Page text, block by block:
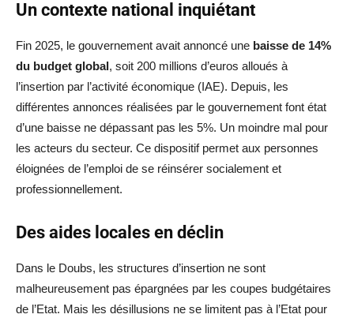
Un contexte national inquiétant
Fin 2025, le gouvernement avait annoncé une baisse de 14%
du budget global, soit 200 millions d’euros alloués à
l’insertion par l’activité économique (IAE). Depuis, les
différentes annonces réalisées par le gouvernement font état
d’une baisse ne dépassant pas les 5%. Un moindre mal pour
les acteurs du secteur. Ce dispositif permet aux personnes
éloignées de l’emploi de se réinsérer socialement et
professionnellement.
Des aides locales en déclin
Dans le Doubs, les structures d’insertion ne sont
malheureusement pas épargnées par les coupes budgétaires
de l’Etat. Mais les désillusions ne se limitent pas à l’Etat pour